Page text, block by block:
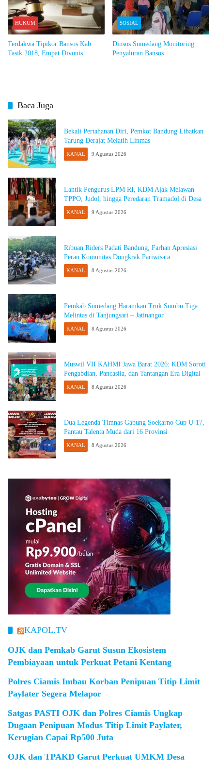
HUKUM
Terdakwa Tipikor Bansos Kab
Tasik 2018, Empat Divonis
SOSIAL
Dinsos Sumedang Monitoring
Penyaluran Bansos
Baca Juga
Bekali Pertahanan Diri, Pemkot Bandung Libatkan
Tarung Derajat Melatih Linmas
KANAL 9 Agustus 2026
Lantik Pengurus LPM RI, KDM Ajak Melawan
TPPO, Judol, hingga Peredaran Tramadol di Desa
KANAL 9 Agustus 2026
Ribuan Riders Padati Bandung, Farhan Apresiasi
Peran Komunitas Dongkrak Pariwisata
KANAL 8 Agustus 2026
Pemkab Sumedang Haramkan Truk Sumbu Tiga
Melintas di Tanjungsari – Jatinangor
KANAL 8 Agustus 2026
Muswil VII KAHMI Jawa Barat 2026: KDM Soroti
Pengabdian, Pancasila, dan Tantangan Era Digital
KANAL 8 Agustus 2026
Dua Legenda Timnas Gabung Soekarno Cup U-17,
Pantau Talenta Muda dari 16 Provinsi
KANAL 8 Agustus 2026
KAPOL.TV
OJK dan Pemkab Garut Susun Ekosistem
Pembiayaan untuk Perkuat Petani Kentang
Polres Ciamis Imbau Korban Penipuan Titip Limit
Paylater Segera Melapor
Satgas PASTI OJK dan Polres Ciamis Ungkap
Dugaan Penipuan Modus Titip Limit Paylater,
Kerugian Capai Rp500 Juta
OJK dan TPAKD Garut Perkuat UMKM Desa